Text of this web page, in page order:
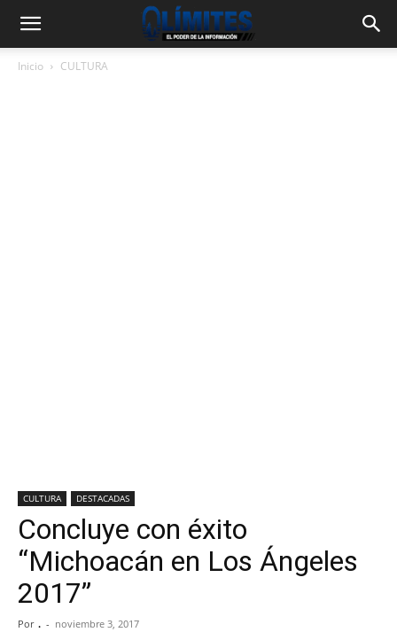
Inicio CULTURA
CULTURA DESTACADAS
Concluye con éxito
“Michoacán en Los Ángeles
2017”
Por . - noviembre 3, 2017